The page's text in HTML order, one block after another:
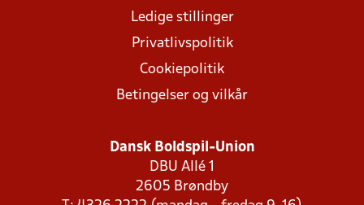
Ledige stillinger
Privatlivspolitik
Cookiepolitik
Betingelser og vilkår
Dansk Boldspil-Union
DBU Allé 1
2605 Brøndby